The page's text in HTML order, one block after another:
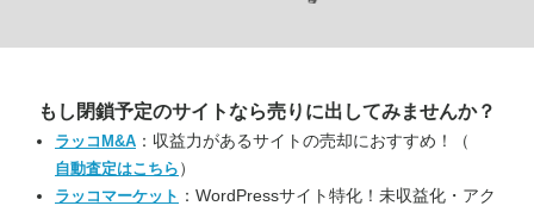
もし閉鎖予定のサイトなら売りに出してみませんか？
ラッコM&A ：収益力があるサイトの売却におすすめ！（
自動査定はこちら ）
ラッコマーケット ：WordPressサイト特化！未収益化・アク